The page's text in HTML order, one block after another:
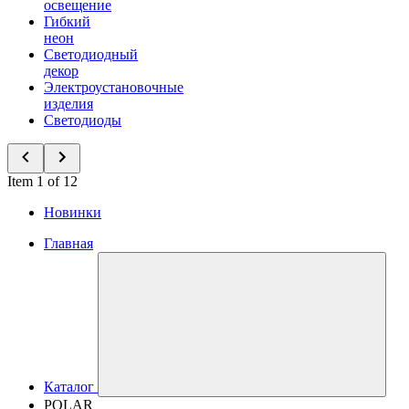
освещение
Гибкий
неон
Светодиодный
декор
Электроустановочные
изделия
Светодиоды
Item 1 of 12
Новинки
Главная
Каталог
POLAR